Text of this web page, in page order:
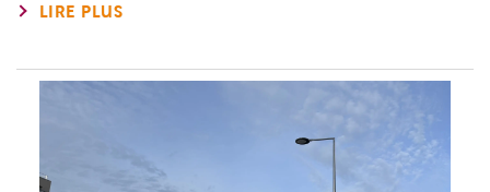
LIRE PLUS